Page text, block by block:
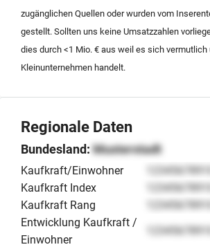
erfolgt diskret und professionell, um
zugänglichen Quellen oder wurden vom
gestellt. Sollten uns keine Umsatzzahlen
dies durch <1 Mio. € aus weil es sich vermutlich
Kleinunternehmen handelt.
Regionale Daten
Bundesland:Musterstadt
Kaufkraft/Einwohner
12345678910
Kaufkraft Index
12345678910
Kaufkraft Rang
12345678910
Entwicklung Kaufkraft /
Einwohner
12345678910